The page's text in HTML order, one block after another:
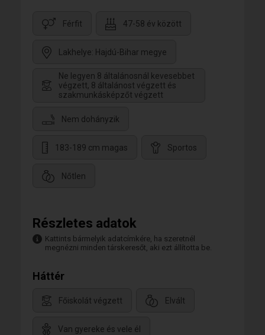
Férfit 47-58 év között
Lakhelye: Hajdú-Bihar megye
Ne legyen 8 általánosnál kevesebbet
végzett, 8 általánost végzett és
szakmunkásképzőt végzett
Nem dohányzik
183-189 cm magas Sportos
Nőtlen
Részletes adatok
Kattints bármelyik adatcímkére, ha szeretnél
megnézni minden társkeresőt, aki ezt állította be.
Háttér
Főiskolát végzett Elvált
Van gyereke és vele él